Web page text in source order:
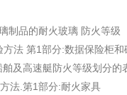
制品的耐火玻璃 防火等级
法 第1部分:数据保险柜和
及高速艇防火等级划分的
法.第1部分:耐火家具